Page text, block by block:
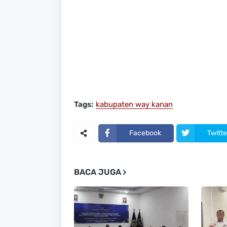
Tags: kabupaten way kanan
Facebook
BACA JUGA